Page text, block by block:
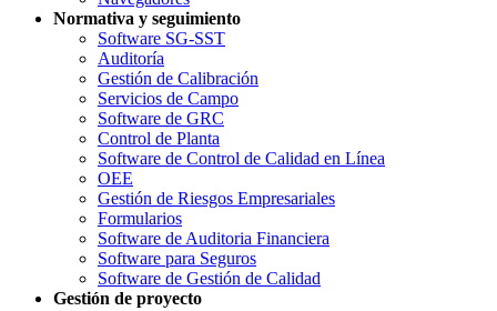
Normativa y seguimiento
Software SG-SST
Auditoría
Gestión de Calibración
Servicios de Campo
Software de GRC
Control de Planta
Software de Control de Calidad en Línea
OEE
Gestión de Riesgos Empresariales
Formularios
Software de Auditoria Financiera
Software para Seguros
Software de Gestión de Calidad
Gestión de proyecto